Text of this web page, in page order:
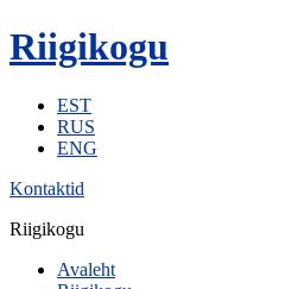
Riigikogu
EST
RUS
ENG
Kontaktid
Riigikogu
Avaleht